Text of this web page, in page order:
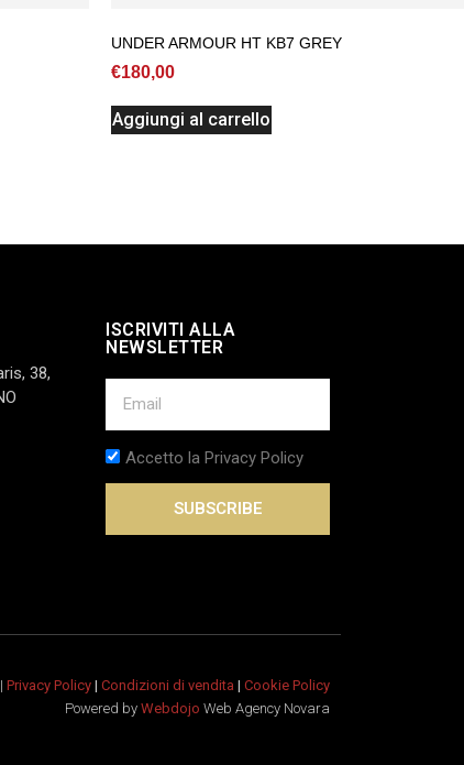
UNDER ARMOUR HT KB7 GREY
€180,00
Aggiungi al carrello
38,
ISCRIVITI ALLA
NEWSLETTER
Accetto la Privacy Policy
SUBSCRIBE
Privacy Policy| Condizioni di vendita | Cookie Policy
Powered by Webdojo Web Agency Novara